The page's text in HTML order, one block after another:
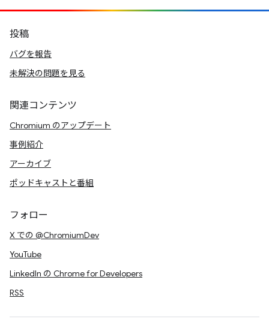
投稿
バグを報告
未解決の問題を見る
関連コンテンツ
Chromium のアップデート
事例紹介
アーカイブ
ポッドキャストと番組
フォロー
X での @ChromiumDev
YouTube
LinkedIn の Chrome for Developers
RSS